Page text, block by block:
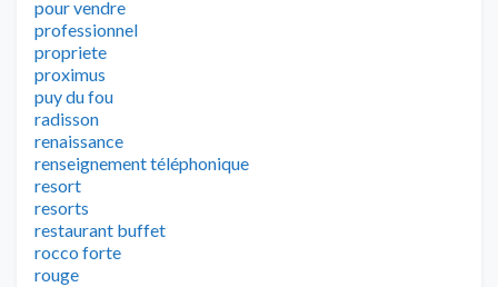
pour vendre
professionnel
propriete
proximus
puy du fou
radisson
renaissance
renseignement téléphonique
resort
resorts
restaurant buffet
rocco forte
rouge